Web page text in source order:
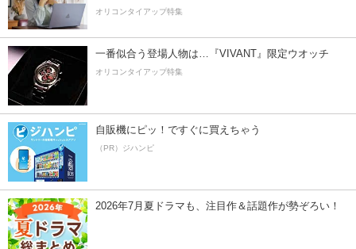
オリコンタイアップ特集
一番似合う登場人物は…『VIVANT』限定ウオッチ
オリコンタイアップ特集
自販機にピッ！ですぐに買えちゃう
（PR）ジハンピ
2026年7月夏ドラマも、注目作＆話題作が勢ぞろい！